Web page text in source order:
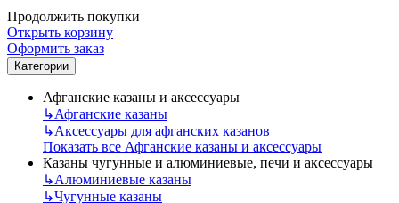
Продолжить покупки
Открыть корзину
Оформить заказ
Категории
Афганские казаны и аксессуары
↳Афганские казаны
↳Аксессуары для афганских казанов
Показать все Афганские казаны и аксессуары
Казаны чугунные и алюминиевые, печи и аксессуары
↳Алюминиевые казаны
↳Чугунные казаны